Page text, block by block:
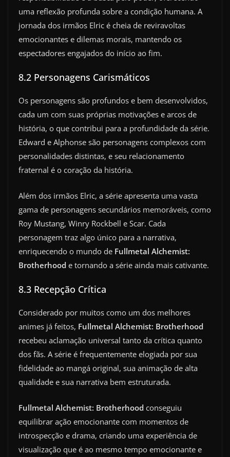
uma reflexão profunda sobre a condição humana. A
jornada dos irmãos Elric é cheia de reviravoltas
emocionantes e dilemas morais, mantendo os
espectadores engajados do início ao fim.
8.2 Personagens Carismáticos
Os personagens são profundos e bem desenvolvidos,
cada um com suas próprias motivações e arcos de
história, o que contribui para a profundidade da série.
Edward e Alphonse são personagens complexos com
personalidades distintas, e seu relacionamento
fraternal é o coração da história.
Além dos irmãos Elric, a série apresenta uma vasta
gama de personagens secundários memoráveis, como
Roy Mustang, Winry Rockbell e Scar. Cada
personagem traz algo único para a narrativa,
enriquecendo o mundo de Fullmetal Alchemist:
Brotherhood e tornando a série ainda mais cativante.
8.3 Recepção Crítica
Considerado por muitos como um dos melhores
animes já feitos, Fullmetal Alchemist: Brotherhood
recebeu aclamação universal tanto da crítica quanto
dos fãs. A série é frequentemente elogiada por sua
fidelidade ao mangá original, sua animação de alta
qualidade e sua narrativa bem estruturada.
Fullmetal Alchemist: Brotherhood conseguiu
equilibrar ação emocionante com momentos de
introspecção e drama, criando uma experiência de
visualização que é ao mesmo tempo emocionante e